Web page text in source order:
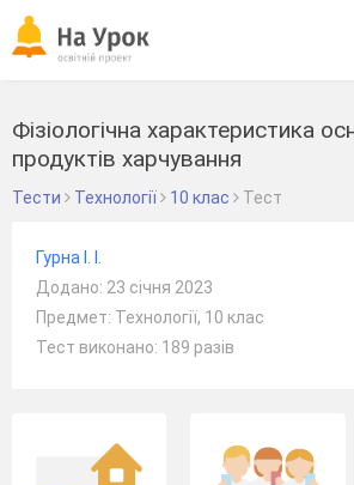
Фізіологічна характеристика
продуктів харчування
Тести Технології 10 клас Тест
Гурна І. І.
Додано: 23 січня 2023
Предмет: Технології, 10 клас
Тест виконано: 189 разів